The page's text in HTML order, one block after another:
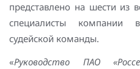
представлено на шести из
специалисты компании
судейской команды.
«Руководство ПАО